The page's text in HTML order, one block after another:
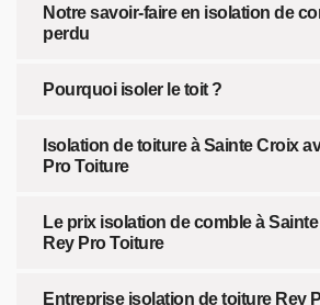
Notre savoir-faire en isolation de
perdu
Pourquoi isoler le toit ?
Isolation de toiture à Sainte Croix
Pro Toiture
Le prix isolation de comble à
Rey Pro Toiture
Entreprise isolation de toiture Rey